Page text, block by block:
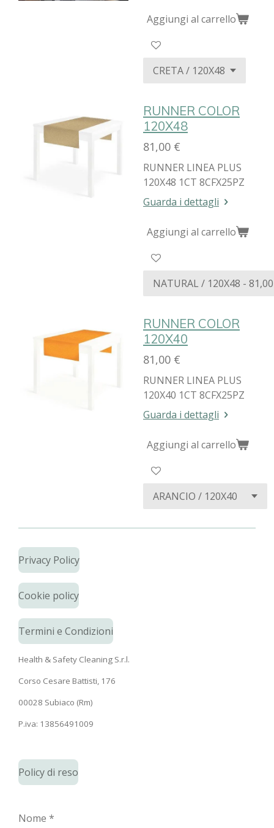
Aggiungi al carrello
RUNNER COLOR
120X48
81,00 €
RUNNER LINEA PLUS
120X48 1CT 8CFX25PZ
Guarda i dettagli
Aggiungi al carrello
RUNNER COLOR
120X40
81,00 €
RUNNER LINEA PLUS
120X40 1CT 8CFX25PZ
Guarda i dettagli
Aggiungi al carrello
Privacy Policy
Cookie policy
Termini e Condizioni
Health & Safety Cleaning S.r.l.
Corso Cesare Battisti, 176
00028 Subiaco (Rm)
P.iva: 13856491009
Policy di reso
Nome *